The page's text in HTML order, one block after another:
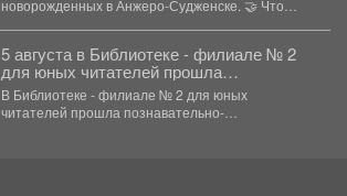
новорожденных в Анжеро-Судженске. 🤝 Что
5 августа в Библиотеке - филиале № 2
для юных читателей прошла
познавательно-развлекательная
программа к Международному дню
светофора
В Библиотеке - филиале № 2 для юных
читателей прошла познавательно-